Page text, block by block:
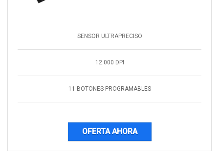
SENSOR ULTRAPRECISO
12.000 DPI
11 BOTONES PROGRAMABLES
OFERTA AHORA